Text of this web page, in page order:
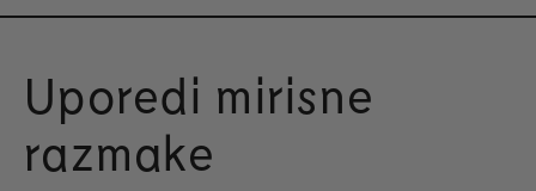
Uporedi mirisne
razmake